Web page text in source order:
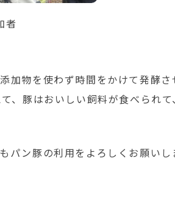
者
加物を使わず時間をかけて発酵
、豚はおいしい飼料が食べられ
パン豚の利用をよろしくお願い